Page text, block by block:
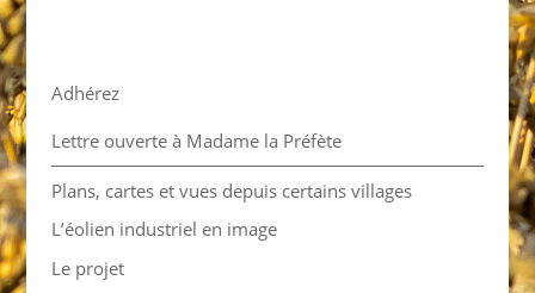
Adhérez
Lettre ouverte à Madame la Préfète
Plans, cartes et vues depuis certains villages
L’éolien industriel en image
Le projet